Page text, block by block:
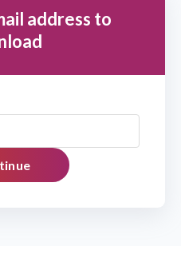
address to